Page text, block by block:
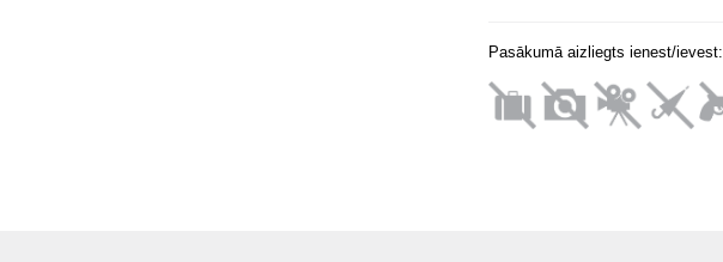
Pasākumā aizliegts ienest/ievest: